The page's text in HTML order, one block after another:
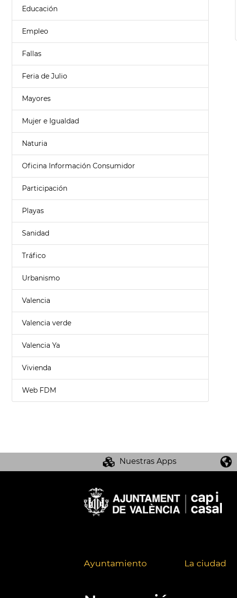
Educación
Empleo
Fallas
Feria de Julio
Mayores
Mujer e Igualdad
Naturia
Oficina Información Consumidor
Participación
Playas
Sanidad
Tráfico
Urbanismo
Valencia
Valencia verde
Valencia Ya
Vivienda
Web FDM
Nuestras Apps
Ayuntamiento La ciudad